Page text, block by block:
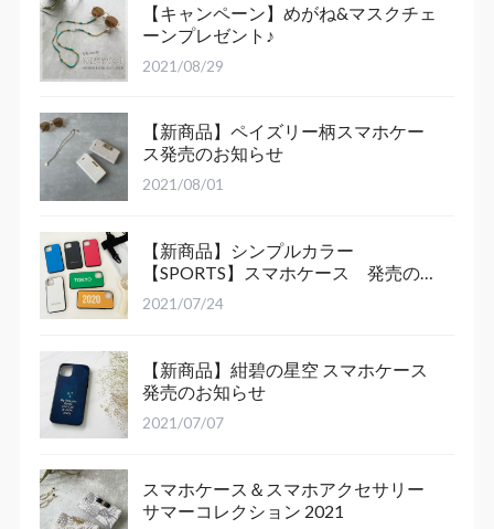
【キャンペーン】めがね&マスクチェ
ーンプレゼント♪
2021/08/29
【新商品】ペイズリー柄スマホケー
ス発売のお知らせ
2021/08/01
【新商品】シンプルカラー
【SPORTS】スマホケース 発売のお
知らせ
2021/07/24
【新商品】紺碧の星空 スマホケース
発売のお知らせ
2021/07/07
スマホケース＆スマホアクセサリー
サマーコレクション 2021